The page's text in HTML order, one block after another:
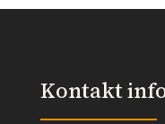
Kontakt